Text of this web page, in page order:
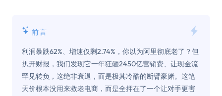
前言
利润暴跌62%、增速仅剩2.74%，你以为阿里彻底老了？但
扒开财报，我们发现它一年狂砸2450亿营销费、让现金流
罕见转负，这绝非衰退，而是极其冷酷的断臂豪赌。这笔
天价根本没用来救老电商，而是全押在了一个让对手更害